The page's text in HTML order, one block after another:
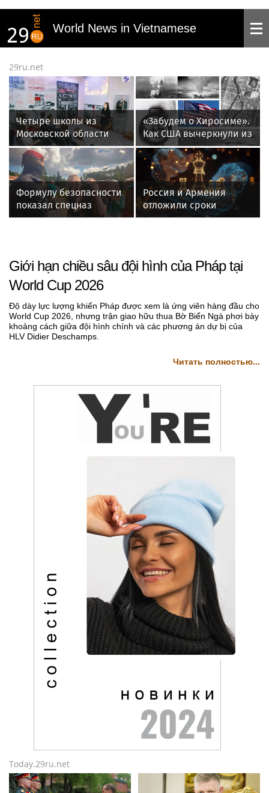
World News in Vietnamese
29ru.net
Четыре школы из
Московской области
вышли в финал
конкурса школьных
музеев
«Забудем о Хиросиме».
Как США вычеркнули из
памяти японцев
лишнее
Формулу безопасности
показал спецназ
Росгвардии юным
Россия и Армения
отложили сроки
открытия консульств в
Giới hạn chiều sâu đội hình của Pháp tại
World Cup 2026
Độ dày lực lượng khiến Pháp được xem là ứng viên hàng đầu cho
World Cup 2026, nhưng trận giao hữu thua Bờ Biển Ngà phơi bày
khoảng cách giữa đội hình chính và các phương án dự bị của
HLV Didier Deschamps.
Читать полностью...
Today.29ru.net